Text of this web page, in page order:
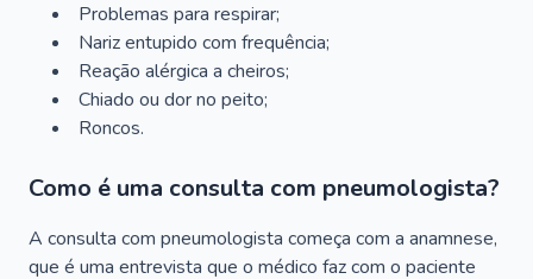
Problemas para respirar;
Nariz entupido com frequência;
Reação alérgica a cheiros;
Chiado ou dor no peito;
Roncos.
Como é uma consulta com pneumologista?
A consulta com pneumologista começa com a anamnese,
que é uma entrevista que o médico faz com o paciente